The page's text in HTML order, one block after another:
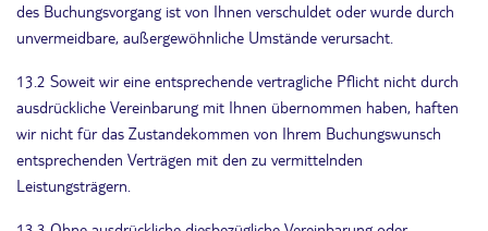
des Buchungsvorgang ist von Ihnen verschuldet oder wurde durch
unvermeidbare, außergewöhnliche Umstände verursacht.
13.2 Soweit wir eine entsprechende vertragliche Pflicht nicht durch
ausdrückliche Vereinbarung mit Ihnen übernommen haben, haften
wir nicht für das Zustandekommen von Ihrem Buchungswunsch
entsprechenden Verträgen mit den zu vermittelnden
Leistungsträgern.